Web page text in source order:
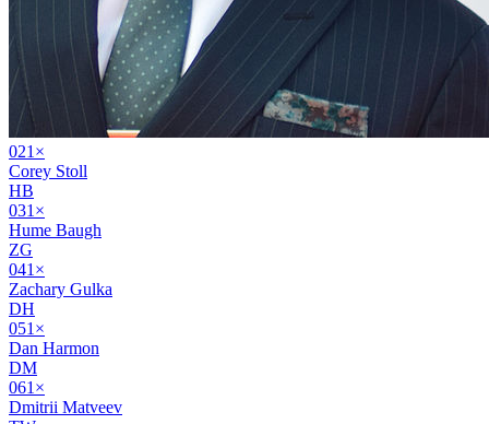
021 ×
Corey Stoll
HB
031 ×
Hume Baugh
ZG
041 ×
Zachary Gulka
DH
051 ×
Dan Harmon
DM
061 ×
Dmitrii Matveev